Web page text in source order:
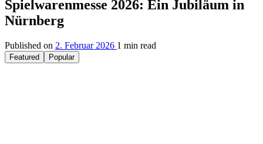
Spielwarenmesse 2026: Ein Jubiläum in
Nürnberg
Published on 2. Februar 2026 1 min read
Featured Popular